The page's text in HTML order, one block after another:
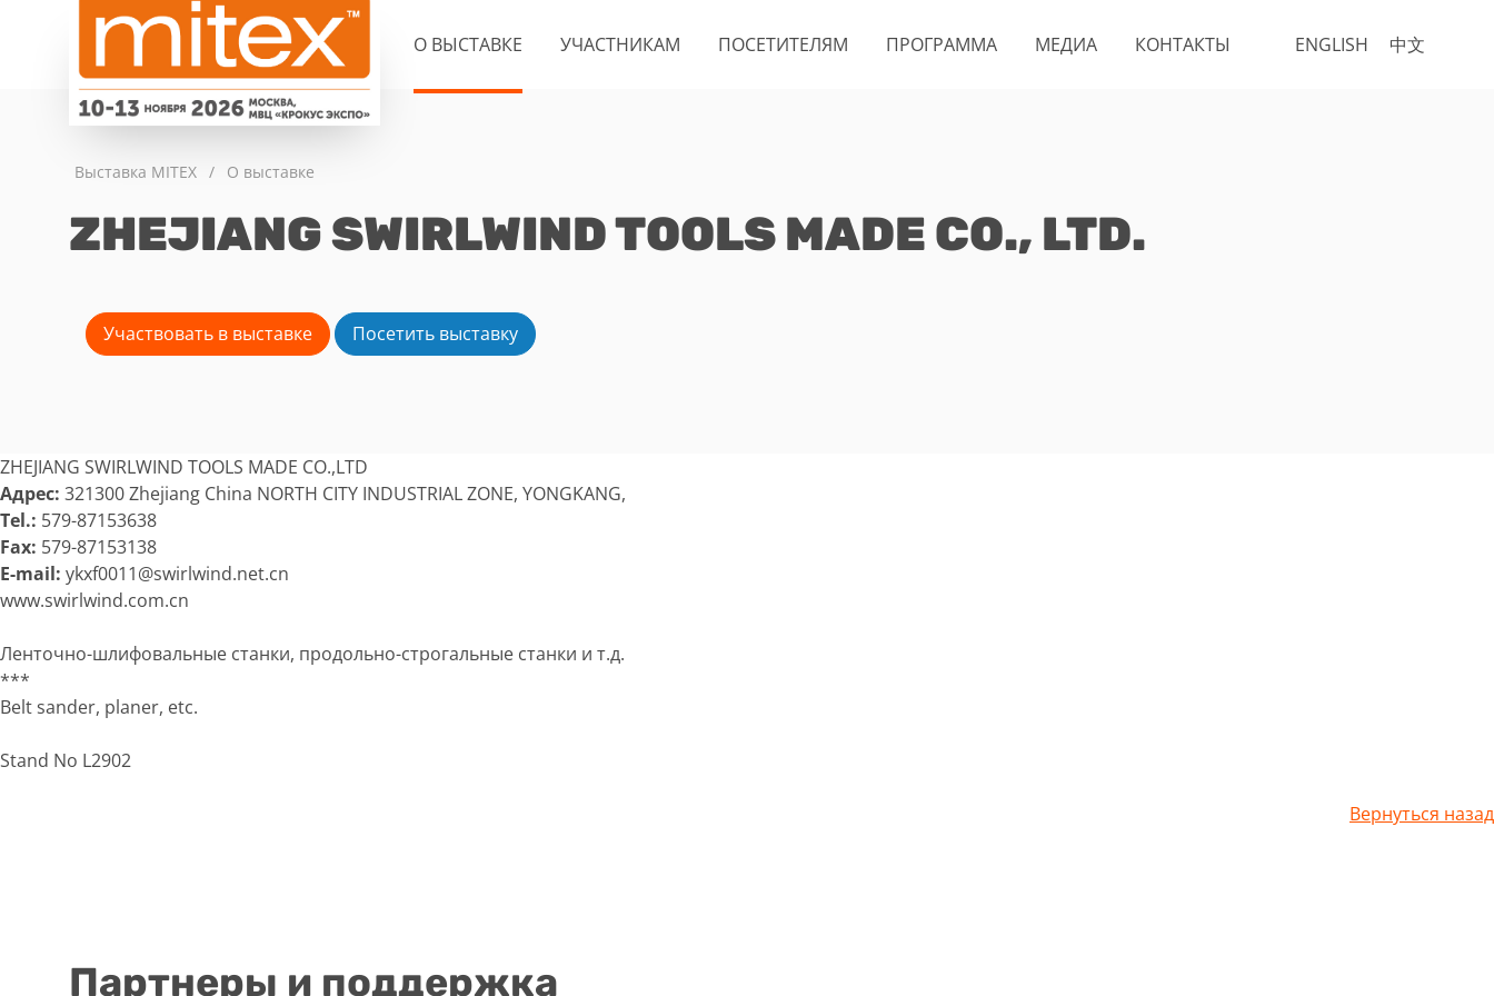
ENGLISH 中文
О ВЫСТАВКЕ УЧАСТНИКАМ ПОСЕТИТЕЛЯМ ПРОГРАММА МЕДИА КОНТАКТЫ
Выставка MITEX / О выставке
ZHEJIANG SWIRLWIND TOOLS MADE CO., LTD.
Участвовать в выставке Посетить выставку
ZHEJIANG SWIRLWIND TOOLS MADE CO.,LTD
Адрес: 321300 Zhejiang China NORTH CITY INDUSTRIAL ZONE, YONGKANG,
Tel.: 579-87153638
Fax: 579-87153138
E-mail: ykxf0011@swirlwind.net.cn
www.swirlwind.com.cn
Ленточно-шлифовальные станки, продольно-строгальные станки и т.д.
***
Belt sander, planer, etc.
Stand No L2902
Вернуться назад
Партнеры и поддержка